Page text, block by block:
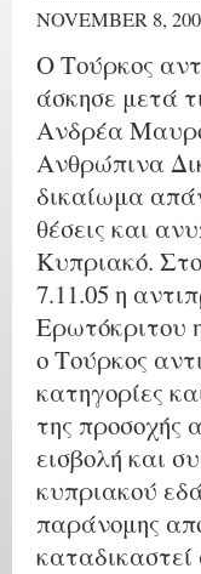
NOVEMBER 8,
Ο Τούρκος
άσκησε μετά
Ανδρέα
Ανθρώπινα
δικαίωμα
θέσεις και
Κυπριακό.
7.11.05 η
Ερωτόκριτου
ο Τούρκος
κατηγορίες
της προσοχής
εισβολή και
κυπριακού
παράνομης